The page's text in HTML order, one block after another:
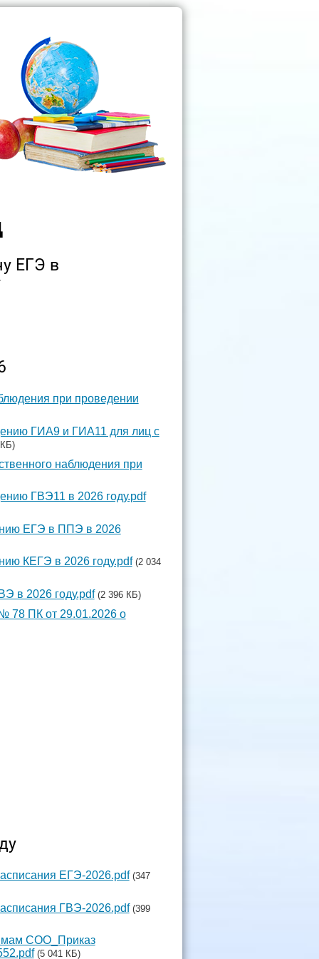
ЕГЭ в
при проведении
ГИА9 и ГИА11 для лиц с
наблюдения при
ГВЭ11 в 2026 году.pdf
ЕГЭ в ППЭ в 2026
КЕГЭ в 2026 году.pdf (2 034
в 2026 году.pdf (2 396 КБ)
78 ПК от 29.01.2026 о
ЕГЭ-2026.pdf (347
ГВЭ-2026.pdf (399
СОО_Приказ
(5 041 КБ)